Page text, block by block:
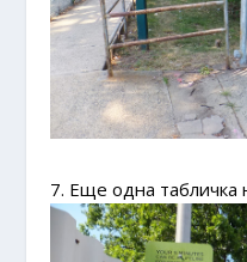
7. Еще одна табличка